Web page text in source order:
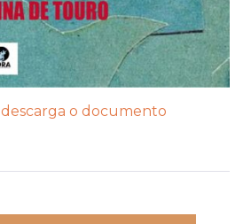
descarga o documento